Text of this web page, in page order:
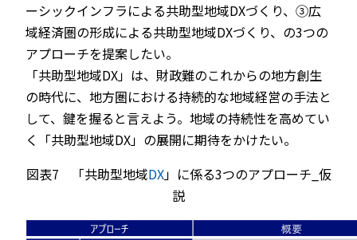
ーシックインフラによる共助型地域DXづくり、③広
域経済圏の形成による共助型地域DXづくり、の3つの
アプローチを提案したい。
「共助型地域DX」は、財政難のこれからの地方創生
の時代に、地方圏における持続的な地域経営の手法と
して、鍵を握ると言えよう。地域の持続性を高めてい
く「共助型地域DX」の展開に期待をかけたい。
図表7 「共助型地域DX」に係る3つのアプローチ_仮
説